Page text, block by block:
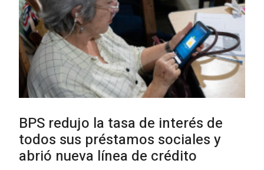
personas en situación de
discapacidad
03-08-2026